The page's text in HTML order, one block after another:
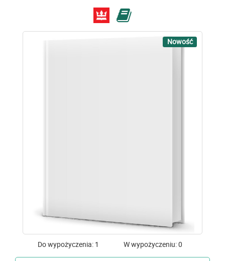
Nowość
Do wypożyczenia: 1 W wypożyczeniu: 0